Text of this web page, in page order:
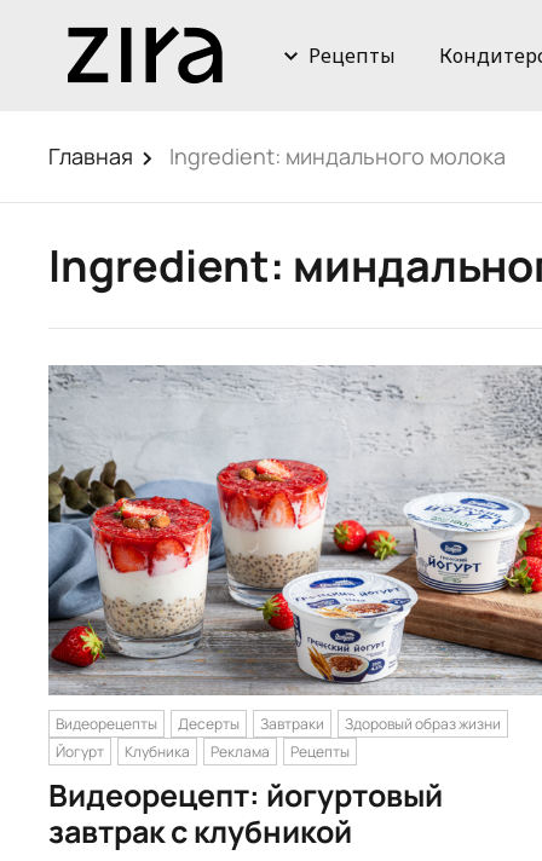
Рецепты
Главная Ingredient: миндального молока
Ingredient:
Видеорецепты Десерты Завтраки
Здоровый образ жизни
Йогурт
Клубника Реклама Рецепты
Видеорецепт: йогуртовый
завтрак с клубникой